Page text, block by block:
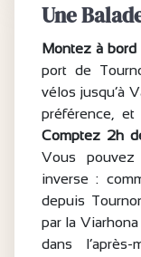
Une
Montez à bord
port de
vélos jusqu’à
préférence,
Comptez 2h
Vous
inverse :
depuis
par la
dans